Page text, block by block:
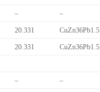
– –
20.331 CuZn36Pb1.5
20.331 CuZn36Pb1.5
– –